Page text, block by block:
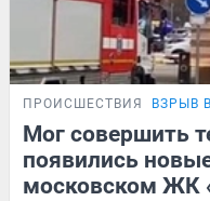
ПРОИСШЕСТВИЯ ВЗРЫВ
Мог совершить
появились
московском ЖК